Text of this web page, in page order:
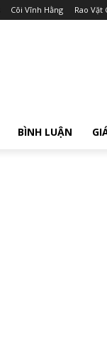
Cõi Vĩnh Hằng Rao Vặt
BÌNH LUẬN